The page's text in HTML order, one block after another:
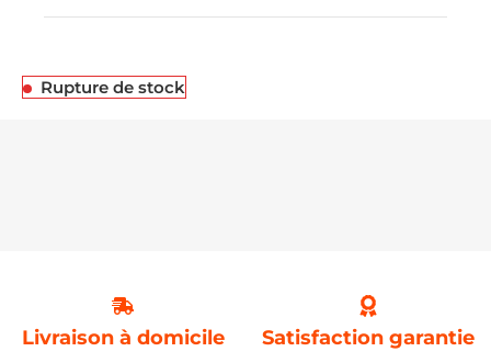
Rupture de stock
Livraison à domicile Satisfaction garantie